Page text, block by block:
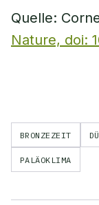
Quelle:
Nature, doi:
BRONZEZEIT
PALÄOKLIMA